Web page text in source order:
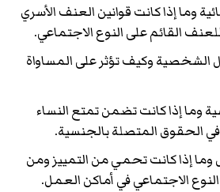
وما إذا كانت قوانين العنف الأسري
القائم على النوع الاجتماعي.
الشخصية وكيف تؤثر على المساواة
وما إذا كانت تضمن تمتع النساء
في الحقوق المتصلة بالجنسية.
وما إذا كانت تحمي من التمييز ومن
الاجتماعي في أماكن العمل.